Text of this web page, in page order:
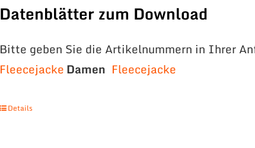
Datenblätter zum Download
Bitte geben Sie die Artikelnummern in Ihrer
FleecejackeDamen Fleecejacke
Details